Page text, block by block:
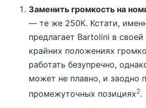
Заменить громкость на
— те же 250К. Кстати,
предлагает Bartolini в
крайних положениях
работать безупречно,
может не плавно, и заодно
промежуточных позициях2.